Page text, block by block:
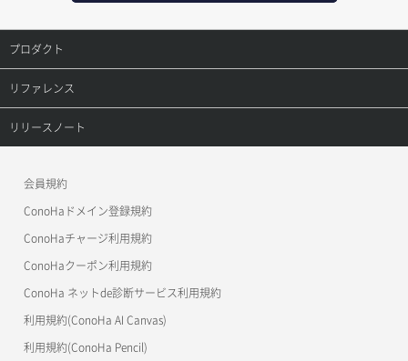
メンバー削除
メンバー更新
メンバー詳細取得
メンバー追加
リスナー作成
リスナー更新
オブジェクト複製
オブジェクト詳細取得
コンテナ一覧取得
コンテナ作成
コンテナ削除
ラージオブジェクトアップロード(DLO)
一時的Web公開
レコード更新
レコード詳細取得
プロダクト
プロダクトトップ
ConoHa VPS(Ver.3.0)
ConoHa for GAME
リファレンス
リファレンストップ
OpenStack CLI
Terraform
s3cmd
リリースノート
会員規約
ConoHaドメイン登録規約
ConoHaチャージ利用規約
ConoHaクーポン利用規約
ConoHa ネットde診断サービス利用規約
利用規約(ConoHa AI Canvas)
利用規約(ConoHa Pencil)